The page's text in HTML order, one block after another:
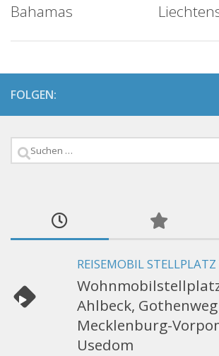
Bahamas
FOLGEN:
Suchen
REISEMOBIL STELLPLATZ
Ahlbeck,
Mecklenburg-
Usedom